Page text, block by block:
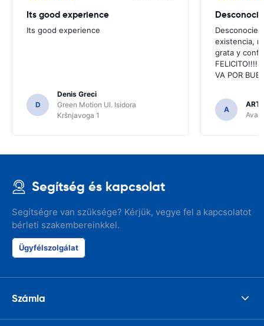
Its good experience
Its good experience
D
Denis Greci
Green Motion Ul. Isidora
Kršnjavoga 1
existencia,
grata y
FELICITO!!!!,
VA POR
A
Segítség és kapcsolat
Segítségre van szüksége? Kérjük, vegye fel a kapcsolatot
bérleti szakembereinkkel.
Ügyfélszolgálat
Számla